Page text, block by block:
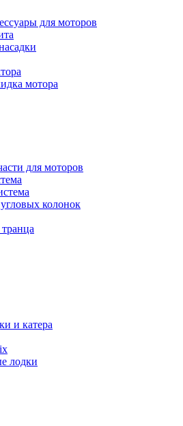
для моторов
мотора
для моторов
колонок
и катера
лодки